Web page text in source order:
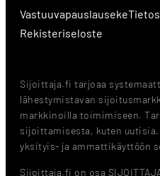
Vastuuvapauslauseke
Rekisteriseloste
Sijoittaja.fi tarjoaa
lähestymistavan
markkinoilla toimimiseen.
sijoittamisesta, kuten uutisia,
yksityis- ja ammattikäyttöön
Sijoittaja.fi on osa